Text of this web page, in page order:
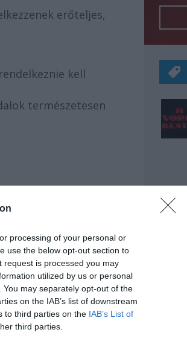
processing of your personal or
use the below opt-out section to
is processed you may
utilized by us or personal
may separately opt-out of the
on the IAB’s list of downstream
to third parties on the IAB’s List of
third parties.
erőteljes,
kell
természetesen